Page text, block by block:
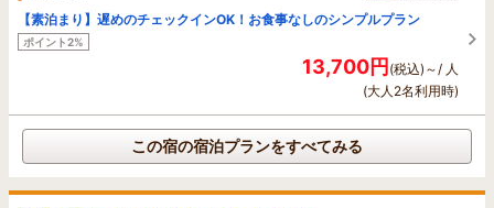
【素泊まり】遅めのチェックインOK！お食事なしのシンプルプラン
ポイント2%
13,700円(税込)～/ 人
(大人2名利用時)
この宿の宿泊プランをすべてみる